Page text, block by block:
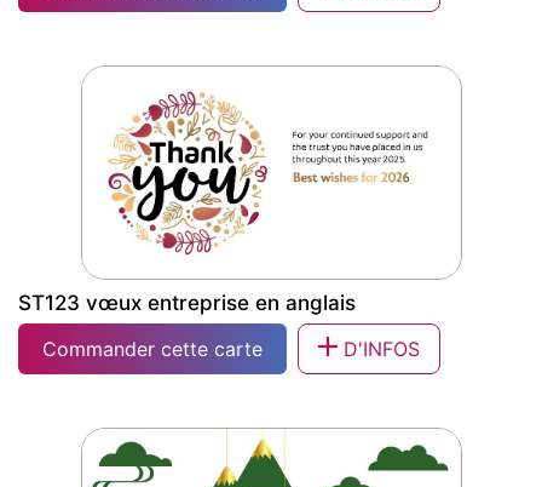
professionnelle
ST123 vœux entreprise en anglais
Commander cette carte
D'INFOS